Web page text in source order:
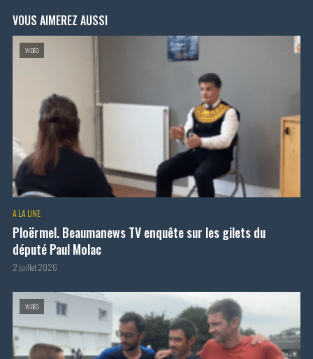
VOUS AIMEREZ AUSSI
VIDÉO
A LA UNE
Ploërmel. Beaumanews TV enquête sur les gilets du
député Paul Molac
2 juillet 2026
VIDÉO